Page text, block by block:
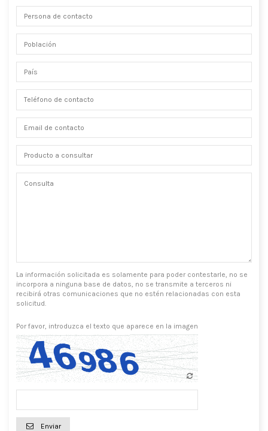
La información solicitada es solamente para poder contestarle, no se
incorpora a ninguna base de datos, no se transmite a terceros ni
recibirá otras comunicaciones que no estén relacionadas con esta
solicitud.
Por favor, introduzca el texto que aparece en la imagen
Enviar